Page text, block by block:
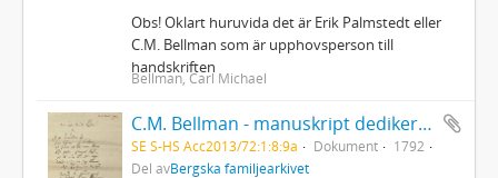
Obs! Oklart huruvida det är Erik Palmstedt eller
C.M. Bellman som är upphovsperson till
handskriften
Bellman, Carl Michael
C.M. Bellman - manuskript dedikerat till Helena Quiding
SE S-HS Acc2013/72:1:8:9a Dokument
1792
Del avBergska familjearkivet